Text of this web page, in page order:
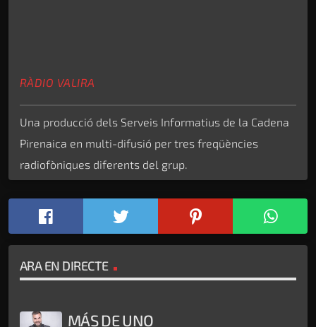
RÀDIO VALIRA
Una producció dels Serveis Informatius de la Cadena
Pirenaica en multi-difusió per tres freqüències
radiofòniques diferents del grup.
ARA EN DIRECTE
MÁS DE UNO